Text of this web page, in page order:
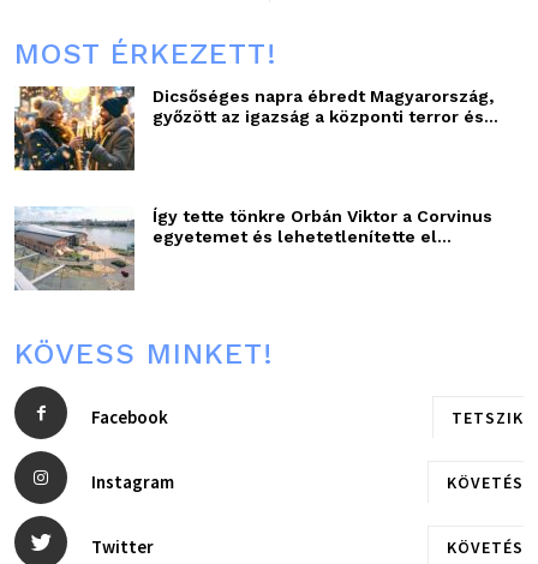
MOST ÉRKEZETT!
Dicsőséges napra ébredt Magyarország,
győzött az igazság a központi terror és...
Így tette tönkre Orbán Viktor a Corvinus
egyetemet és lehetetlenítette el...
KÖVESS MINKET!
Facebook TETSZIK
Instagram KÖVETÉS
Twitter KÖVETÉS